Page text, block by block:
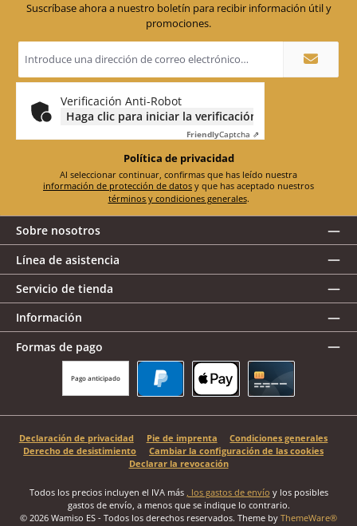
Suscríbase ahora a nuestro boletín para recibir información útil y
promociones.
de
electrónico
Verificación Anti-Robot
Haga clic para iniciar la verificación
FriendlyCaptcha ⇗
Política de privacidad
información de protección de datos
términos y condiciones generales.
Sobre nosotros
Línea de asistencia
Servicio de tienda
Información
Formas de pago
Pago anticipado
Declaración de privacidad Pie de imprenta
Condiciones generales
Derecho de desistimiento
Cambiar la configuración de las cookies
Declarar la revocación
Todos los precios incluyen el IVA más , los gastos de envío y los posibles
gastos de envío, a menos que se indique lo contrario.
© 2026 Wamiso ES - Todos los derechos reservados. Theme by ThemeWare®